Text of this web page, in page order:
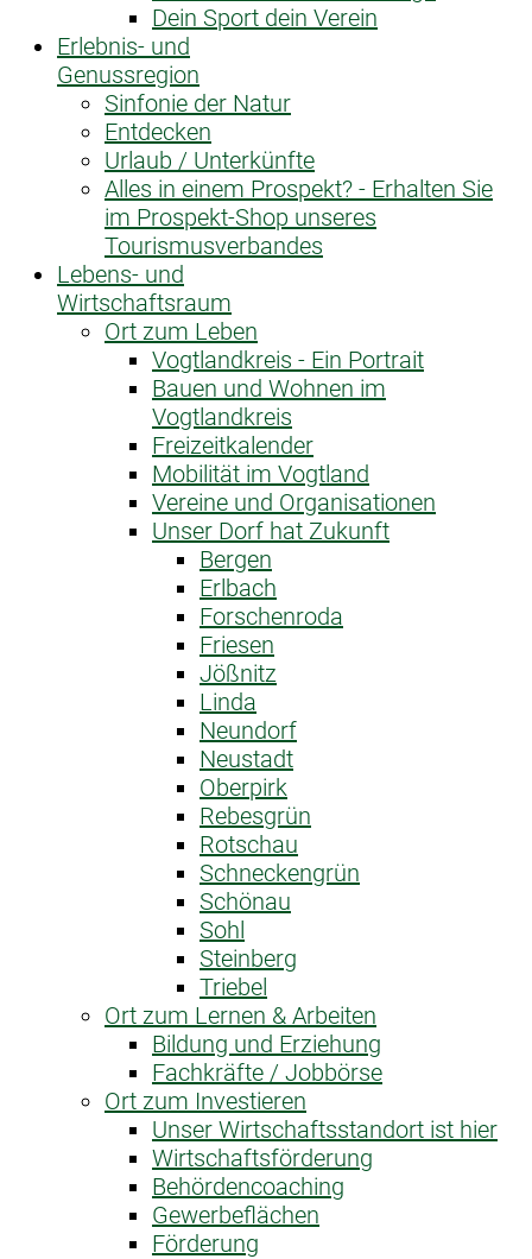
Dein Sport dein Verein
Erlebnis- und
Genussregion
Sinfonie der Natur
Entdecken
Urlaub / Unterkünfte
Alles in einem Prospekt? - Erhalten Sie
im Prospekt-Shop unseres
Tourismusverbandes
Lebens- und
Wirtschaftsraum
Ort zum Leben
Vogtlandkreis - Ein Portrait
Bauen und Wohnen im
Vogtlandkreis
Freizeitkalender
Mobilität im Vogtland
Vereine und Organisationen
Unser Dorf hat Zukunft
Bergen
Erlbach
Forschenroda
Friesen
Jößnitz
Linda
Neundorf
Neustadt
Oberpirk
Rebesgrün
Rotschau
Schneckengrün
Schönau
Sohl
Steinberg
Triebel
Ort zum Lernen & Arbeiten
Bildung und Erziehung
Fachkräfte / Jobbörse
Ort zum Investieren
Unser Wirtschaftsstandort ist hier
Wirtschaftsförderung
Behördencoaching
Gewerbeflächen
Förderung